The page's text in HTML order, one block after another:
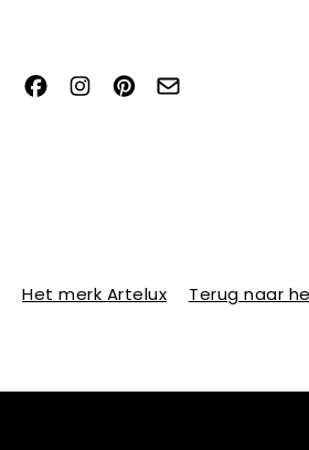
Het merk Artelux Terug naar